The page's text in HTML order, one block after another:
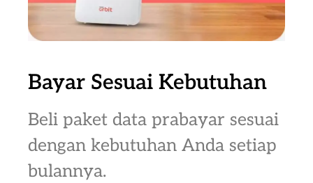
Bayar Sesuai Kebutuhan
Beli paket data prabayar sesuai
dengan kebutuhan Anda setiap
bulannya.